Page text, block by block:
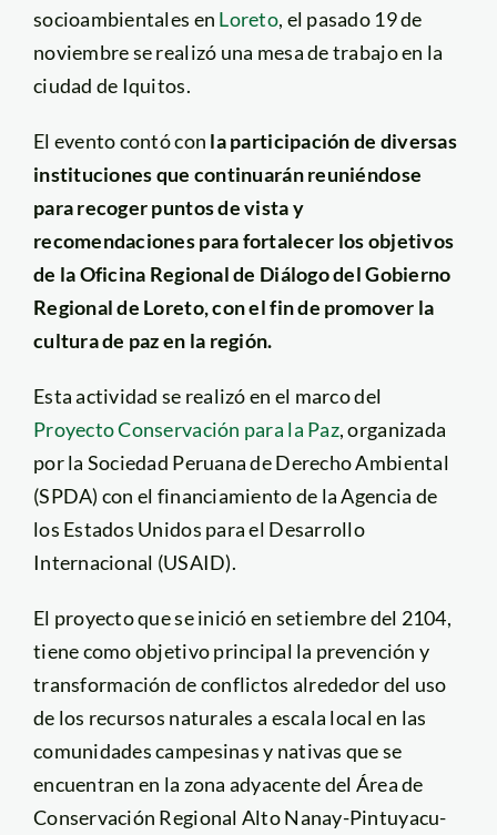
socioambientales en Loreto, el pasado 19 de
noviembre se realizó una mesa de trabajo en la
ciudad de Iquitos.
El evento contó con la participación de diversas
instituciones que continuarán reuniéndose
para recoger puntos de vista y
recomendaciones para fortalecer los objetivos
de la Oficina Regional de Diálogo del Gobierno
Regional de Loreto, con el fin de promover la
cultura de paz en la región.
Esta actividad se realizó en el marco del
Proyecto Conservación para la Paz, organizada
por la Sociedad Peruana de Derecho Ambiental
(SPDA) con el financiamiento de la Agencia de
los Estados Unidos para el Desarrollo
Internacional (USAID).
El proyecto que se inició en setiembre del 2104,
tiene como objetivo principal la prevención y
transformación de conflictos alrededor del uso
de los recursos naturales a escala local en las
comunidades campesinas y nativas que se
encuentran en la zona adyacente del Área de
Conservación Regional Alto Nanay-Pintuyacu-